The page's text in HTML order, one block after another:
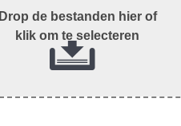
Drop de bestanden hier of
klik om te selecteren